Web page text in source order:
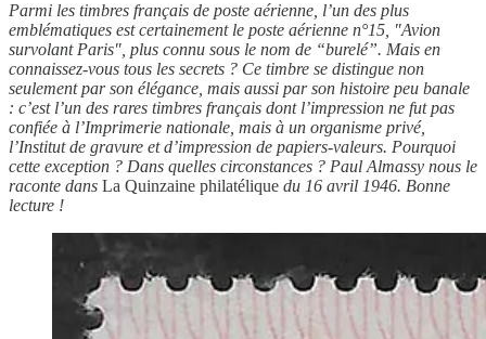
Parmi les timbres français de poste aérienne, l’un des plus
emblématiques est certainement le poste aérienne n°15, "Avion
survolant Paris", plus connu sous le nom de “burelé”. Mais en
connaissez-vous tous les secrets ? Ce timbre se distingue non
seulement par son élégance, mais aussi par son histoire peu banale
: c’est l’un des rares timbres français dont l’impression ne fut pas
confiée à l’Imprimerie nationale, mais à un organisme privé,
l’Institut de gravure et d’impression de papiers-valeurs. Pourquoi
cette exception ? Dans quelles circonstances ? Paul Almassy nous le
raconte dans La Quinzaine philatélique du 16 avril 1946. Bonne
lecture !